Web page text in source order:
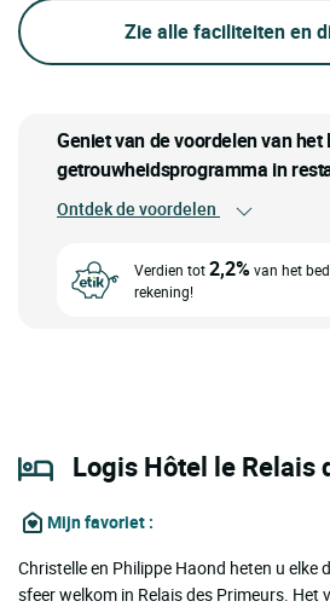
Zie alle faciliteiten en
Geniet van de voordelen van het
getrouwheidsprogramma in
Ontdek de voordelen
Verdien tot2,2%van het
rekening!
Logis Hôtel le Relais
Mijn favoriet :
Christelle en Philippe Haond heten u elke
sfeer welkom in Relais des Primeurs. Het